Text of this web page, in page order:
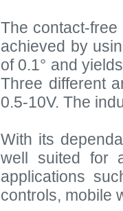
The contact-
achieved by
of 0.1° and
Three different
0.5-10V. The
With its
well suited for
applications
controls, mobile